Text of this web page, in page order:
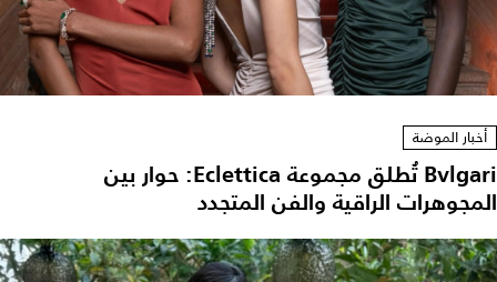
أخبار الموضة
Bvlgari تُطلق مجموعة Eclettica: حوار بين
المجوهرات الراقية والفن المتجدد